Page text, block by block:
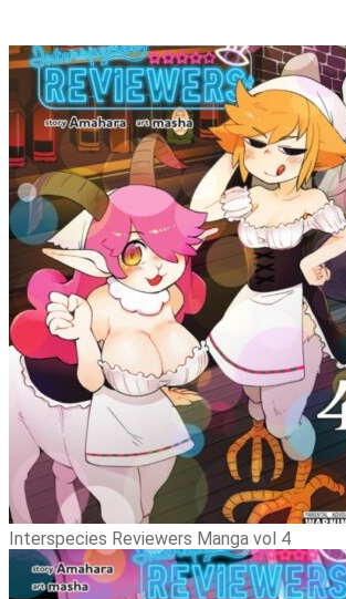
Interspecies Reviewers Manga vol 4